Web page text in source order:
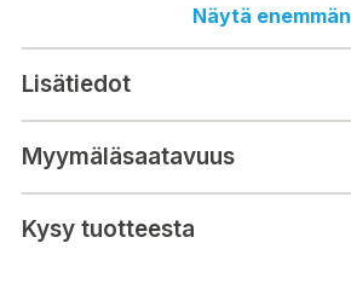
Näytä enemmän
Lisätiedot
Myymäläsaatavuus
Kysy tuotteesta